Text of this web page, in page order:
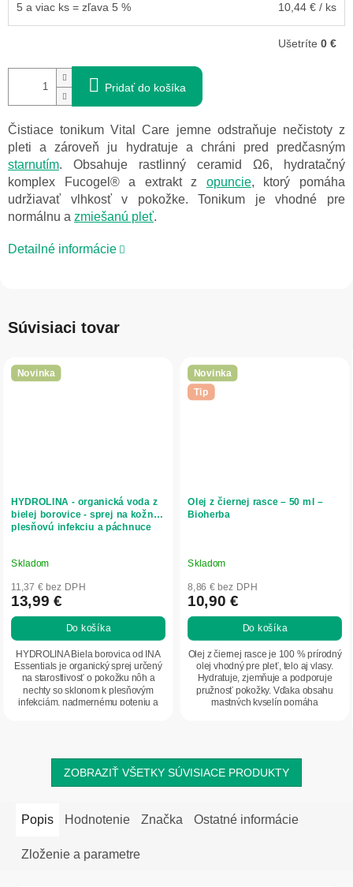
5 a viac ks = zľava 5 % 10,44 € / ks
Ušetríte 0 €
Pridať do košíka
Čistiace tonikum Vital Care jemne odstraňuje nečistoty z
pleti a zároveň ju hydratuje a chráni pred predčasným
starnutím. Obsahuje rastlinný ceramid Ω6, hydratačný
komplex Fucogel® a extrakt z opuncie, ktorý pomáha
udržiavať vlhkosť v pokožke. Tonikum je vhodné pre
normálnu a zmiešanú pleť.
Detailné informácie
Súvisiaci tovar
Novinka
HYDROLINA - organická voda z
bielej borovice - sprej na kožnú
plesňovú infekciu a páchnuce
Skladom
11,37 € bez DPH
13,99 €
Do košíka
HYDROLINA Biela borovica od INA
Essentials je organický sprej určený
na starostlivosť o pokožku nôh a
nechty so sklonom k plesňovým
infekciám, nadmernému poteniu a
Novinka
Tip
Olej z čiernej rasce – 50 ml –
Bioherba
Skladom
8,86 € bez DPH
10,90 €
Do košíka
Olej z čiernej rasce je 100 % prírodný
olej vhodný pre pleť, telo aj vlasy.
Hydratuje, zjemňuje a podporuje
pružnosť pokožky. Vďaka obsahu
mastných kyselín pomáha
ZOBRAZIŤ VŠETKY SÚVISIACE PRODUKTY
Popis Hodnotenie Značka Ostatné informácie
Zloženie a parametre